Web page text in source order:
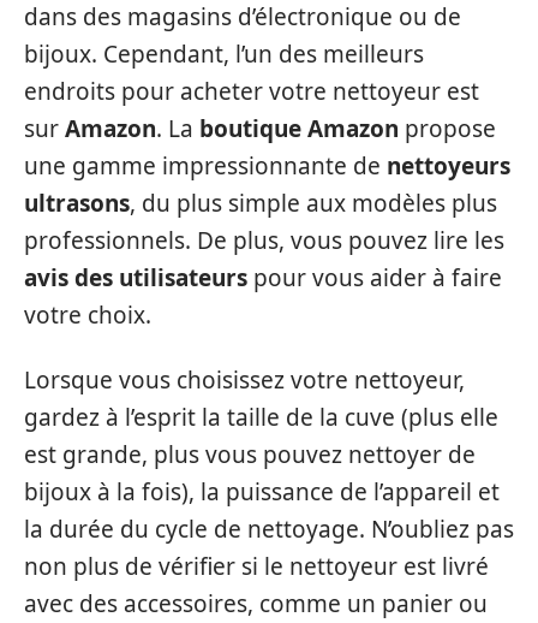
dans des magasins d’électronique ou de
bijoux. Cependant, l’un des meilleurs
endroits pour acheter votre nettoyeur est
surAmazon. La boutique Amazon propose
une gamme impressionnante de nettoyeurs
ultrasons, du plus simple aux modèles plus
professionnels. De plus, vous pouvez lire les
avis des utilisateurs pour vous aider à faire
votre choix.
Lorsque vous choisissez votre nettoyeur,
gardez à l’esprit la taille de la cuve (plus elle
est grande, plus vous pouvez nettoyer de
bijoux à la fois), la puissance de l’appareil et
la durée du cycle de nettoyage. N’oubliez pas
non plus de vérifier si le nettoyeur est livré
avec des accessoires, comme un panier ou